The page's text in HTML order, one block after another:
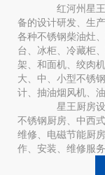
红河州星王
备的设计研发、生
各种不锈钢柴油灶
台、冰柜、冷藏柜
架、和面机、绞肉
大、中、小型不锈
计、抽油烟风机、
星王厨房设
不锈钢厨房、中西
维修、电磁节能厨
作、安装、维修服务